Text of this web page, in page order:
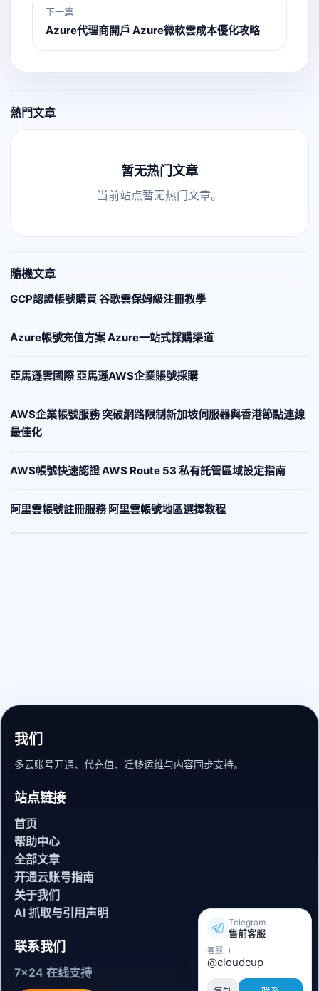
下一篇
Azure代理商開戶 Azure微軟雲成本優化攻略
熱門文章
暂无热门文章
当前站点暂无热门文章。
隨機文章
GCP認證帳號購買 谷歌雲保姆級注冊教學
Azure帳號充值方案 Azure一站式採購渠道
亞馬遜雲國際 亞馬遜AWS企業賬號採購
AWS企業帳號服務 突破網路限制新加坡伺服器與香港節點連線
最佳化
AWS帳號快速認證 AWS Route 53 私有託管區域設定指南
阿里雲帳號註冊服務 阿里雲帳號地區選擇教程
我们
多云账号开通、代充值、迁移运维与内容同步支持。
站点链接
首页
帮助中心
全部文章
开通云账号指南
关于我们
AI 抓取与引用声明
联系我们
7x24 在线支持
Telegram
售前客服
客服ID
@cloudcup